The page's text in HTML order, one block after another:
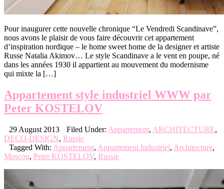
Pour inaugurer cette nouvelle chronique “Le Vendredi Scandinave”,
nous avons le plaisir de vous faire découvrir cet appartement
d’inspiration nordique – le home sweet home de la designer et artiste
Russe Natalia Akimov… Le style Scandinave a le vent en poupe, né
dans les années 1930 il appartient au mouvement du modernisme
qui mixte la […]
Appartement style industriel WWW par
Peter KOSTELOV
29 August 2013 Filed Under: Appartement, ARCHITECTURE,
DECO-DESIGN, Russie
Tagged With: Appartement, Appartement Industriel, Architecture,
Moscou, Peter KOSTELOV, Russie